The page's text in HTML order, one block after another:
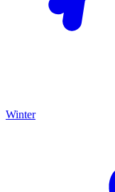
Winter